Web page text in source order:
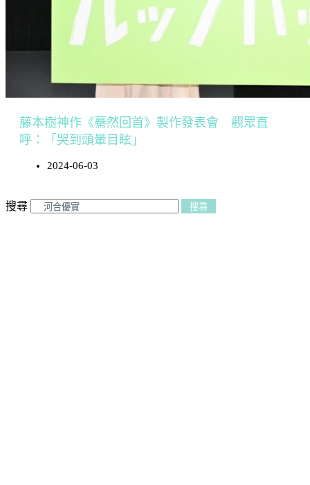
藤本樹神作《驀然回首》製作發表會 觀眾直
呼：「哭到頭暈目眩」
2024-06-03
搜尋 搜尋